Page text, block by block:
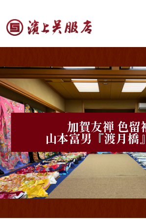
加賀友禅 色留
山本富男『渡月橋